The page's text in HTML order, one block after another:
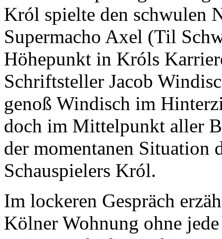
Król spielte den schwulen
Supermacho Axel (Til
Höhepunkt in Króls
Schriftsteller Jacob
genoß Windisch im
doch im Mittelpunkt aller
der momentanen Situation
Schauspielers Król.
Im lockeren Gespräch
Kölner Wohnung ohne